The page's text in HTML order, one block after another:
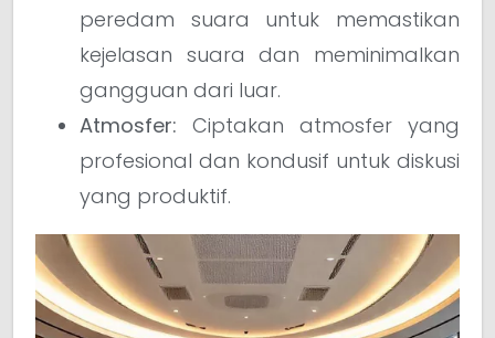
peredam suara untuk memastikan
kejelasan suara dan meminimalkan
gangguan dari luar.
Atmosfer: Ciptakan atmosfer yang
profesional dan kondusif untuk diskusi
yang produktif.